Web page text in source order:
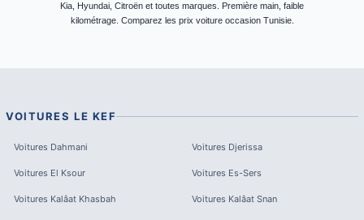
Kia, Hyundai, Citroën et toutes marques. Première main, faible
kilométrage. Comparez les prix voiture occasion Tunisie.
VOITURES LE KEF
Voitures Dahmani Voitures Djerissa
Voitures El Ksour Voitures Es-Sers
Voitures Kalâat Khasbah Voitures Kalâat Snan